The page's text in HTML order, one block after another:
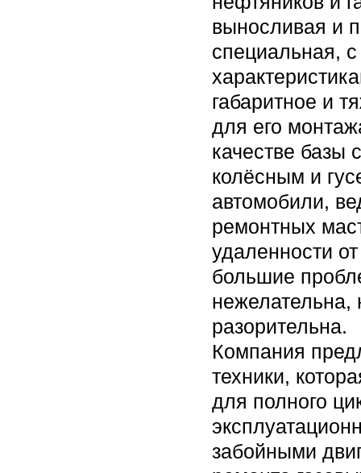
выносливая и
специальная,
габаритное и
для его
качестве базы
колёсным и
автомобили,
ремонтных
удаленности
большие
нежелательна,
разорительна.
Компания
техники,
для полного
забойными